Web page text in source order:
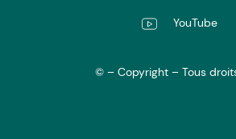
YouTube
© – Copyright – Tous